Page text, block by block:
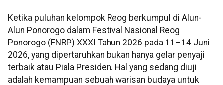
Ketika puluhan kelompok Reog berkumpul di Alun-
Alun Ponorogo dalam Festival Nasional Reog
Ponorogo (FNRP) XXXI Tahun 2026 pada 11–14 Juni
2026, yang dipertaruhkan bukan hanya gelar penyaji
terbaik atau Piala Presiden. Hal yang sedang diuji
adalah kemampuan sebuah warisan budaya untuk